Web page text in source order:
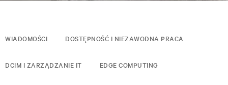
WIADOMOŚCI DOSTĘPNOŚĆ I NIEZAWODNA PRACA
DCIM I ZARZĄDZANIE IT EDGE COMPUTING